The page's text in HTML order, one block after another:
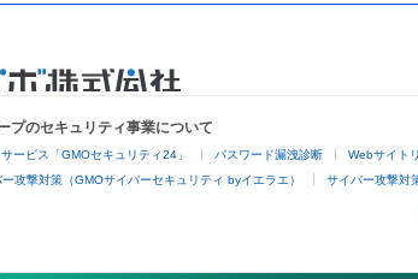
プのセキュリティ事業について
ービス「GMOセキュリティ24」 パスワード漏洩診断 Webサイト
攻撃対策（GMOサイバーセキュリティ byイエラエ） サイバー攻撃対